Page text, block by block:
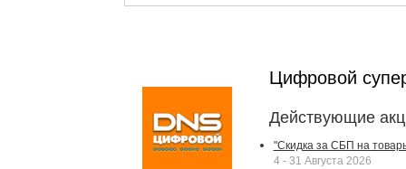
Цифровой
Действующие
"Скидка за СБП на
4 - 31 Августа 2026